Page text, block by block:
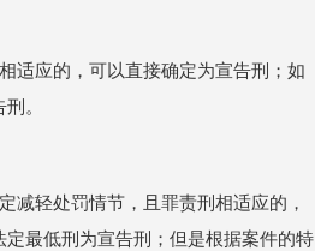
适应的，可以直接确定为宣告刑；如
。
减轻处罚情节，且罪责刑相适应的，
最低刑为宣告刑；但是根据案件的特